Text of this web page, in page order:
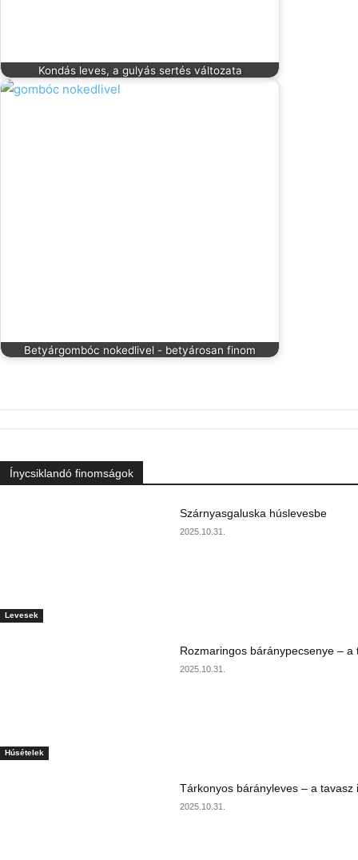
Kondás leves, a gulyás sertés változata
Betyárgombóc nokedlivel - betyárosan finom
Ínycsiklandó finomságok
Levesek
Szárnyasgaluska húslevesbe
2025.10.31.
Húsételek
Rozmaringos báránypecsenye – a
2025.10.31.
Tárkonyos bárányleves – a tavasz
2025.10.31.